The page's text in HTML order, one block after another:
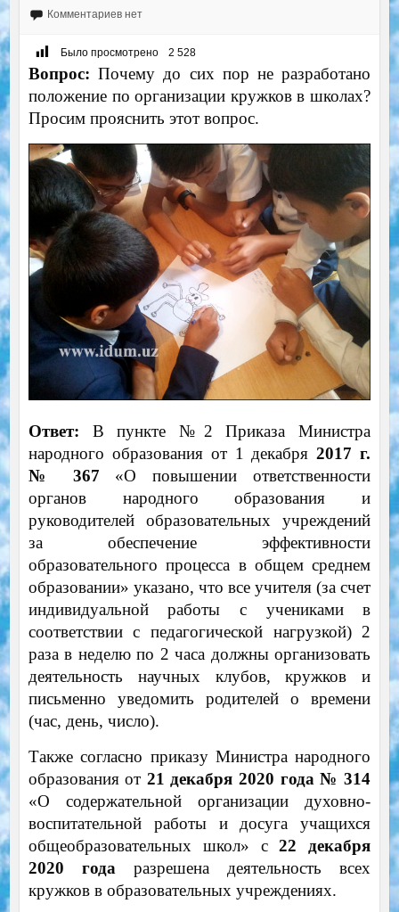
Комментариев нет
Было просмотрено 2 528
Вопрос: Почему до сих пор не разработано
положение по организации кружков в школах?
Просим прояснить этот вопрос.
Ответ: В пункте №2 Приказа Министра
народного образования от 1 декабря2017 г.
№ 367 «О повышении ответственности
органов народного образования и
руководителей образовательных учреждений
за обеспечение эффективности
образовательного процесса в общем среднем
образовании» указано, что все учителя (за счет
индивидуальной работы с учениками в
соответствии с педагогической нагрузкой) 2
раза в неделю по 2 часа должны организовать
деятельность научных клубов, кружков и
письменно уведомить родителей о времени
(час, день, число).
Также согласно приказу Министра народного
образования от 21 декабря 2020 года № 314
«О содержательной организации духовно-
воспитательной работы и досуга учащихся
общеобразовательных школ» с22 декабря
2020 года разрешена деятельность всех
кружков в образовательных учреждениях.